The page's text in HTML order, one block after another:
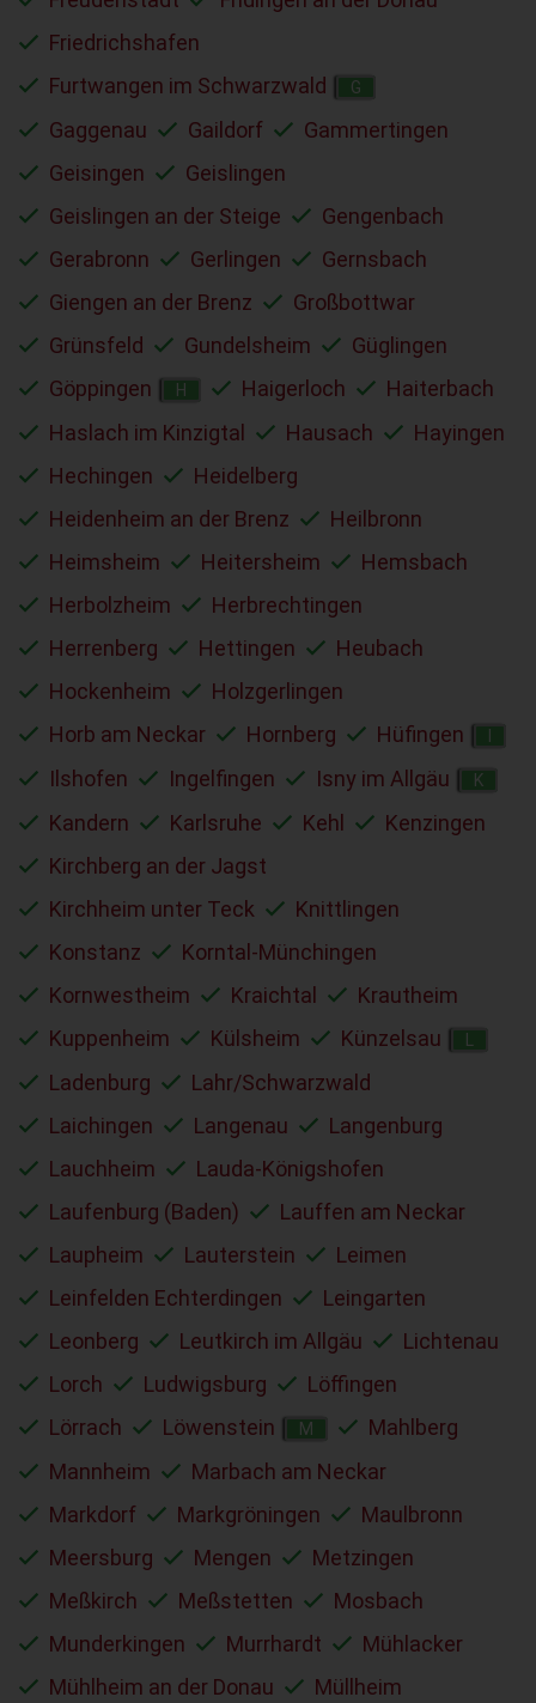
Friedrichshafen
Furtwangen im Schwarzwald
G
Gaggenau Gaildorf
Gammertingen
Geisingen
Geislingen
Geislingen an der Steige
Gengenbach
Gerabronn
Gerlingen
Gernsbach
Giengen an der Brenz
Großbottwar
Grünsfeld
Gundelsheim
Güglingen
Göppingen
H Haigerloch
Haiterbach
Haslach im Kinzigtal
Hausach
Hayingen
Hechingen
Heidelberg
Heidenheim an der Brenz
Heilbronn
Heimsheim
Heitersheim
Hemsbach
Herbolzheim
Herbrechtingen
Herrenberg
Hettingen
Heubach
Hockenheim
Holzgerlingen
Horb am Neckar
Hornberg Hüfingen
Ilshofen Ingelfingen Isny im Allgäu K
Kandern Karlsruhe Kehl
Kenzingen
Kirchberg an der Jagst
Kirchheim unter Teck
Knittlingen
Konstanz
Korntal-Münchingen
Kornwestheim
Kraichtal
Krautheim
Kuppenheim
Külsheim Künzelsau
Ladenburg
Lahr/Schwarzwald
Laichingen
Langenau
Langenburg
Lauchheim
Lauda-Königshofen
Laufenburg (Baden)
Lauffen am Neckar
Laupheim
Lauterstein
Leimen
Leinfelden Echterdingen
Leingarten
Leonberg
Leutkirch im Allgäu
Lichtenau
Lorch
Ludwigsburg
Löffingen
Lörrach
Löwenstein M
Mahlberg
Mannheim
Marbach am Neckar
Markdorf
Markgröningen
Maulbronn
Meersburg
Mengen
Metzingen
Meßkirch
Meßstetten
Mosbach
Munderkingen
Murrhardt
Mühlacker
Mühlheim an der Donau
Müllheim